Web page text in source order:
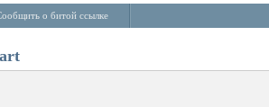
о битой ссылке